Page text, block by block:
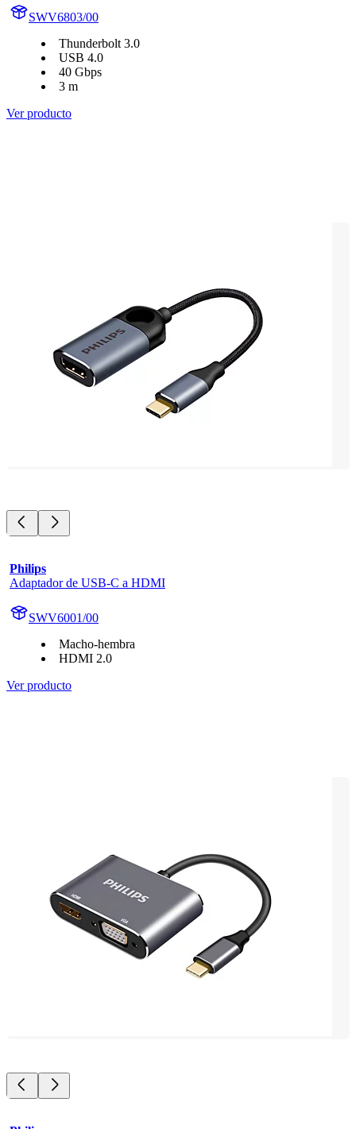
SWV6803/00
Thunderbolt 3.0
USB 4.0
40 Gbps
3 m
Ver producto
Philips
Adaptador de USB-C a HDMI
SWV6001/00
Macho-hembra
HDMI 2.0
Ver producto